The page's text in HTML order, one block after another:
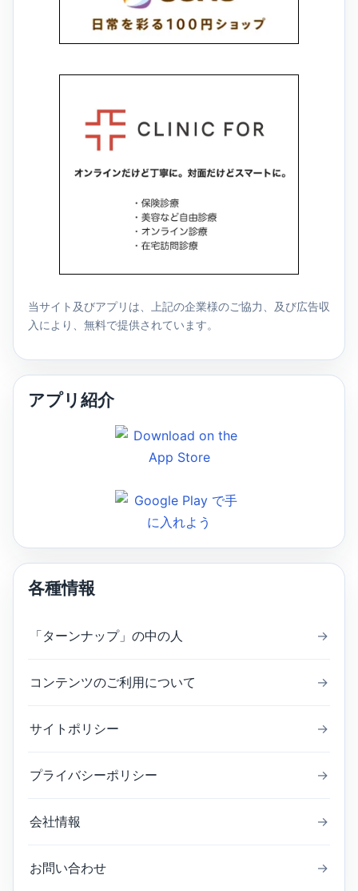
当サイト及びアプリは、上記の企業様のご協力、及び広告収
入により、無料で提供されています。
アプリ紹介
各種情報
「ターンナップ」の中の人 →
コンテンツのご利用について →
サイトポリシー →
プライバシーポリシー →
会社情報 →
お問い合わせ →